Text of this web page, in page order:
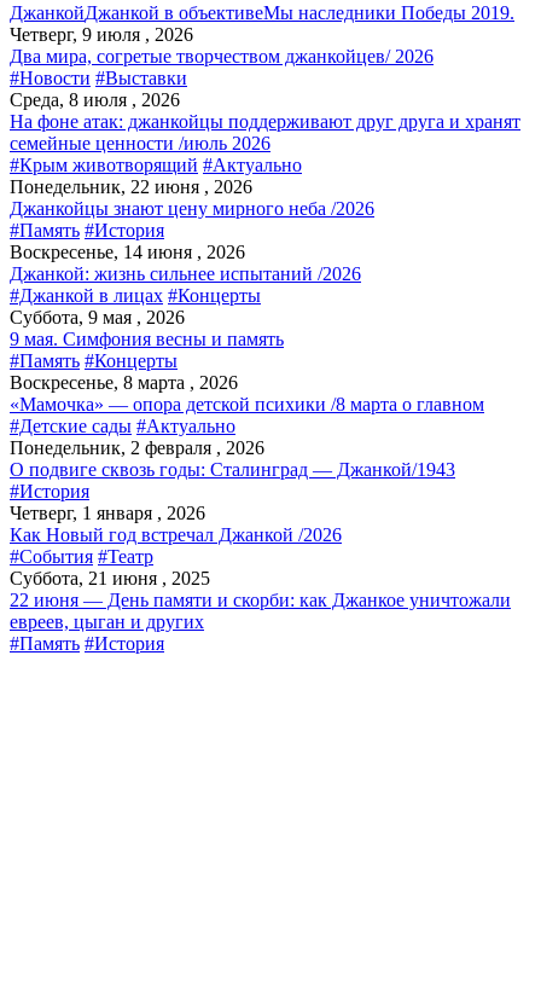
ДжанкойДжанкой в объективеМы наследники Победы 2019.
Четверг, 9 июля , 2026
Два мира, согретые творчеством джанкойцев/ 2026
#Новости #Выставки
Среда, 8 июля , 2026
На фоне атак: джанкойцы поддерживают друг друга и хранят
семейные ценности /июль 2026
#Крым животворящий #Актуально
Понедельник, 22 июня , 2026
Джанкойцы знают цену мирного неба /2026
#Память #История
Воскресенье, 14 июня , 2026
Джанкой: жизнь сильнее испытаний /2026
#Джанкой в лицах #Концерты
Суббота, 9 мая , 2026
9 мая. Симфония весны и память
#Память #Концерты
Воскресенье, 8 марта , 2026
«Мамочка» — опора детской психики /8 марта о главном
#Детские сады #Актуально
Понедельник, 2 февраля , 2026
О подвиге сквозь годы: Сталинград — Джанкой/1943
#История
Четверг, 1 января , 2026
Как Новый год встречал Джанкой /2026
#События #Театр
Суббота, 21 июня , 2025
22 июня — День памяти и скорби: как Джанкое уничтожали
евреев, цыган и других
#Память #История